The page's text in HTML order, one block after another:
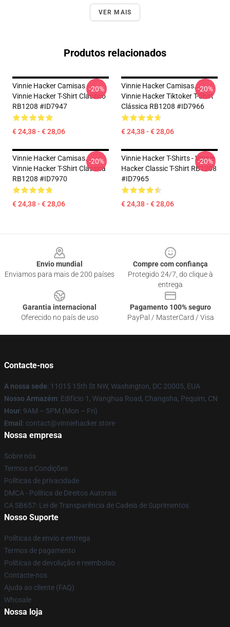
VER MAIS
Produtos relacionados
Vinnie Hacker Camisas -
Vinnie Hacker T-Shirt Clássico
RB1208 #ID7947
€ 24,38 - € 28,06
-20%
Vinnie Hacker Camisas...
Vinnie Hacker Tiktoker T-Shirt
Clássica RB1208 #ID7966
€ 24,38 - € 28,06
-20%
Vinnie Hacker Camisas...
Vinnie Hacker T-Shirt Clássica
RB1208 #ID7970
€ 24,38 - € 28,06
-20%
Vinnie Hacker T-Shirts - Vinnie
Hacker Classic T-Shirt RB1208
#ID7965
€ 24,38 - € 28,06
-20%
Envio mundial
Enviamos para mais de 200 países
Compre com confiança
Protegido 24/7, do clique à
entrega
Garantia internacional
Oferecido no país de uso
Pagamento 100% seguro
PayPal / MasterCard / Visa
Contacte-nos
A nossa sede: 11015 15th St NW, Washington, DC 20005, EUA
Nosso Armazém: Edifício 1, Wanghua Road, Changsha, Pequim, CN
Hour: 9AM – 5PM (Mon – Fri)
Email : contact@vinniehacker.store
Nossa empresa
Sobre nós
Termos e Condições
Políticas de privacidade
DMCA - Política de Direitos Autorais
CA SB657: Lei de Transparência de Cadeia de Suprimentos
Nosso Suporte
Políticas de envio e entrega
Termos de pagamento
Políticas de devolução e reembolso
Contacte-nos
Ajuda ao cliente (FAQ)
Whosale
Nossa loja